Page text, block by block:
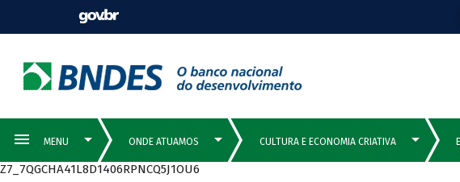
Z7_7QGCHA41L8D1406RPNCQ5J1OU6